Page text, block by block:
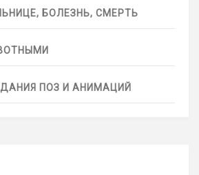
БОЛЕЗНЬ, СМЕРТЬ
ПОЗ И АНИМАЦИЙ